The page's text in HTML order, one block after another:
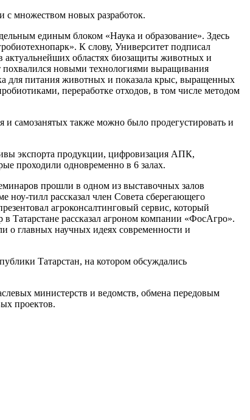
с множеством новых разработок.
единым блоком «Наука и образование». Здесь
К слову, Университет подписал
областях биозащиты животных и
новыми технологиями выращивания
для питания животных и показала крыс, выращенных
переработке отходов, в том числе методом
самозанятых также можно было продегустировать и
экспорта продукции, цифровизация АПК,
проходили одновременно в 6 залах.
прошли в одном из выставочных залов
ноу-тилл рассказал член Совета сберегающего
агроконсалтинговый сервис, который
в Татарстане рассказал агроном компании «ФосАгро».
о главных научных идеях современности и
Татарстан, на котором обсуждались
министерств и ведомств, обмена передовым
проектов.